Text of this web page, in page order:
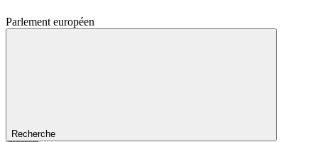
Parlement européen
Recherche